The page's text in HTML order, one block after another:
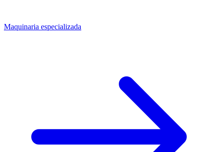
Maquinaria especializada